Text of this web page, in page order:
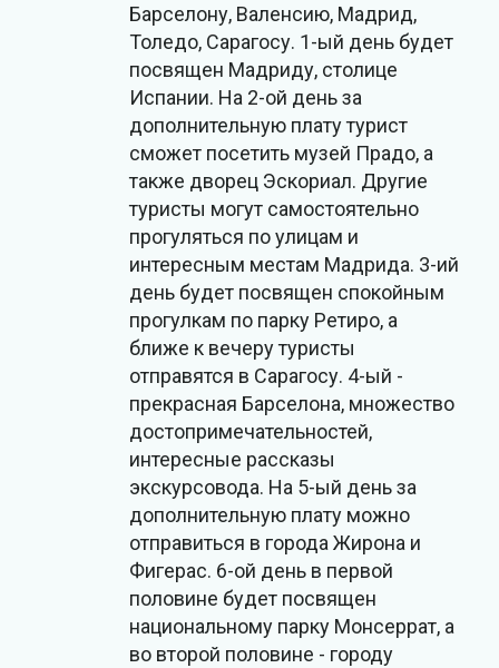
Барселону, Валенсию, Мадрид,
Толедо, Сарагосу. 1-ый день будет
посвящен Мадриду, столице
Испании. На 2-ой день за
дополнительную плату турист
сможет посетить музей Прадо, а
также дворец Эскориал. Другие
туристы могут самостоятельно
прогуляться по улицам и
интересным местам Мадрида. 3-ий
день будет посвящен спокойным
прогулкам по парку Ретиро, а
ближе к вечеру туристы
отправятся в Сарагосу. 4-ый -
прекрасная Барселона, множество
достопримечательностей,
интересные рассказы
экскурсовода. На 5-ый день за
дополнительную плату можно
отправиться в города Жирона и
Фигерас. 6-ой день в первой
половине будет посвящен
национальному парку Монсеррат, а
во второй половине - городу